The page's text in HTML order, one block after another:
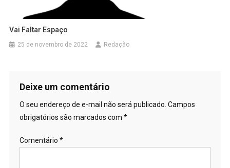
Vai Faltar Espaço
25 de novembro de 2022 Redação
Deixe um comentário
O seu endereço de e-mail não será publicado. Campos
obrigatórios são marcados com *
Comentário *